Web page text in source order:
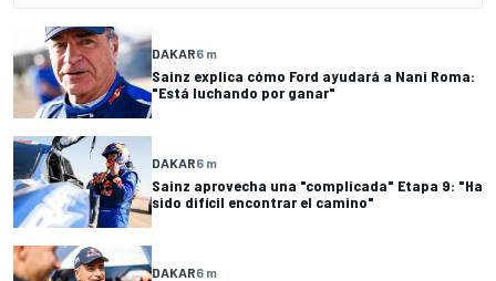
DAKAR6 m
Sainz explica cómo Ford ayudará a Nani Roma:
"Está luchando por ganar"
DAKAR6 m
Sainz aprovecha una "complicada" Etapa 9: "Ha
sido difícil encontrar el camino"
DAKAR6 m